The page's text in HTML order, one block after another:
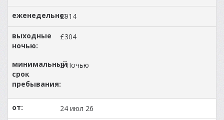
£914
£304
2 Ночью
24 июл 26